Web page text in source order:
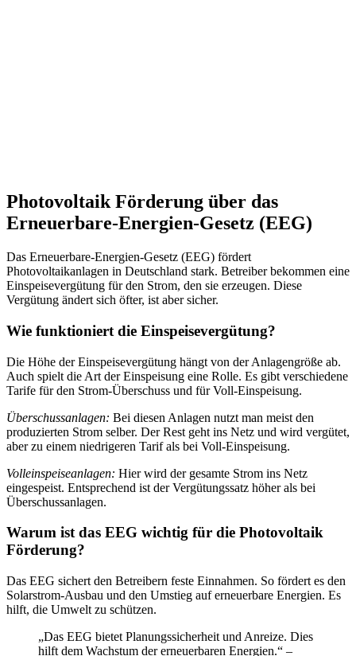
Photovoltaik Förderung über das
Erneuerbare-Energien-Gesetz (EEG)
Das Erneuerbare-Energien-Gesetz (EEG) fördert
Photovoltaikanlagen in Deutschland stark. Betreiber bekommen eine
Einspeisevergütung für den Strom, den sie erzeugen. Diese
Vergütung ändert sich öfter, ist aber sicher.
Wie funktioniert die Einspeisevergütung?
Die Höhe der Einspeisevergütung hängt von der Anlagengröße ab.
Auch spielt die Art der Einspeisung eine Rolle. Es gibt verschiedene
Tarife für den Strom-Überschuss und für Voll-Einspeisung.
Überschussanlagen: Bei diesen Anlagen nutzt man meist den
produzierten Strom selber. Der Rest geht ins Netz und wird vergütet,
aber zu einem niedrigeren Tarif als bei Voll-Einspeisung.
Volleinspeiseanlagen: Hier wird der gesamte Strom ins Netz
eingespeist. Entsprechend ist der Vergütungssatz höher als bei
Überschussanlagen.
Warum ist das EEG wichtig für die Photovoltaik
Förderung?
Das EEG sichert den Betreibern feste Einnahmen. So fördert es den
Solarstrom-Ausbau und den Umstieg auf erneuerbare Energien. Es
hilft, die Umwelt zu schützen.
„Das EEG bietet Planungssicherheit und Anreize. Dies
hilft dem Wachstum der erneuerbaren Energien.“ –